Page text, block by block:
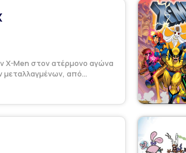
X-Men στον ατέρμονο αγώνα
από...